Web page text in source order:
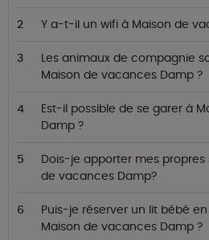
Y a-t-il un wifi à Maison de
Les animaux de compagnie
Maison de vacances Damp ?
Est-il possible de se garer à
Damp ?
Dois-je apporter mes propres
de vacances Damp?
Puis-je réserver un lit bébé
Maison de vacances Damp ?